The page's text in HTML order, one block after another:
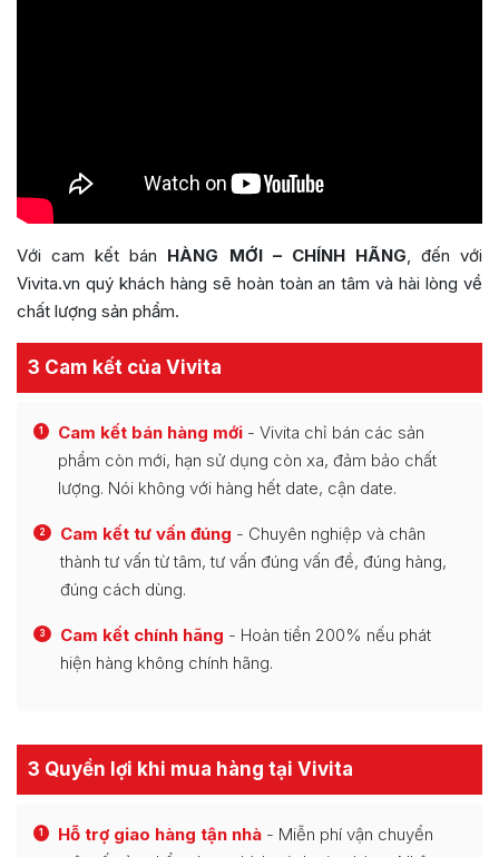
Với cam kết bán HÀNG MỚI – CHÍNH HÃNG, đến với
Vivita.vn quý khách hàng sẽ hoàn toàn an tâm và hài lòng về
chất lượng sản phẩm.
3 Cam kết của Vivita
1 Cam kết bán hàng mới - Vivita chỉ bán các sản
phẩm còn mới, hạn sử dụng còn xa, đảm bảo chất
lượng. Nói không với hàng hết date, cận date.
2 Cam kết tư vấn đúng - Chuyên nghiệp và chân
thành tư vấn từ tâm, tư vấn đúng vấn đề, đúng hàng,
đúng cách dùng.
3 Cam kết chính hãng - Hoàn tiền 200% nếu phát
hiện hàng không chính hãng.
3 Quyền lợi khi mua hàng tại Vivita
1 Hỗ trợ giao hàng tận nhà - Miễn phí vận chuyển